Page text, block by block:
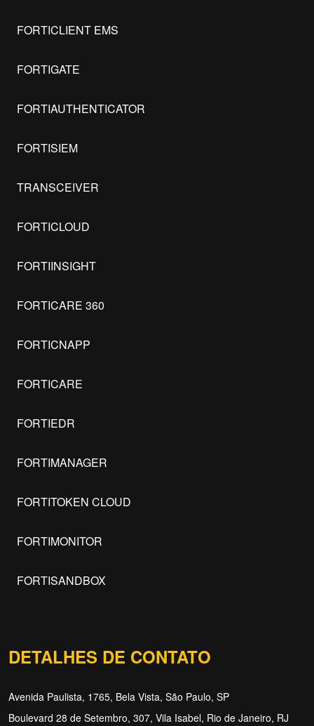
FORTICLIENT EMS
FORTIGATE
FORTIAUTHENTICATOR
FORTISIEM
TRANSCEIVER
FORTICLOUD
FORTIINSIGHT
FORTICARE 360
FORTICNAPP
FORTICARE
FORTIEDR
FORTIMANAGER
FORTITOKEN CLOUD
FORTIMONITOR
FORTISANDBOX
DETALHES DE CONTATO
Avenida Paulista, 1765, Bela Vista, São Paulo, SP
Boulevard 28 de Setembro, 307, Vila Isabel, Rio de Janeiro, RJ